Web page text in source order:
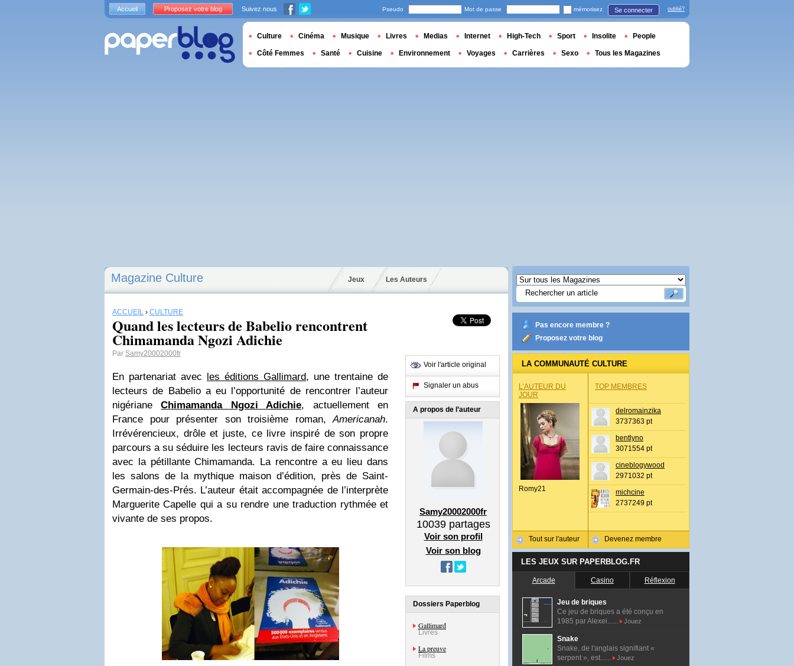
Magazine Culture Jeux Les Auteurs
ACCUEIL › CULTURE
Quand les lecteurs de Babelio rencontrent
Chimamanda Ngozi Adichie
Par Samy20002000fr
En partenariat avec les éditions Gallimard, une trentaine de
lecteurs de Babelio a eu l’opportunité de rencontrer l’auteur
nigérianeChimamanda Ngozi Adichie, actuellement en
France pour présenter son troisième roman,Americanah.
Irrévérencieux, drôle et juste, ce livre inspiré de son propre
parcours a su séduire les lecteurs ravis de faire connaissance
avec la pétillante Chimamanda. La rencontre a eu lieu dans
les salons de la mythique maison d’édition, près de Saint-
Germain-des-Prés. L’auteur était accompagnée de l’interprète
Marguerite Capelle qui a su rendre une traduction rythmée et
vivante de ses propos.
Voir l'article original
Signaler un abus
A propos de l’auteur
Samy20002000fr
10039partages
Voir son profil
Voir son blog
Dossiers Paperblog
Gallimard
Livres
La preuve
Films
Pas encore membre ?
Proposez votre blog
LA COMMUNAUTÉ CULTURE
L’AUTEUR DU
JOUR
Romy21
Tout sur l'auteur
TOP MEMBRES
delromainzika
3737363 pt
bentlyno
3071554 pt
cineblogywood
2971032 pt
michcine
2737249 pt
Devenez membre
LES JEUX SUR PAPERBLOG.FR
Arcade Casino Réflexion
Jeu de briques
Ce jeu de briques a été conçu en
1985 par Alexei......
Jouez
Snake
Snake, de l'anglais signifiant «
serpent », est......
Jouez
Accueil Proposez votre blog Suivez nous Pseudo Mot de passe mémorisez Se connecter oublié?
Culture Cinéma Musique Livres Medias Internet High-Tech Sport Insolite People
Côté Femmes Santé Cuisine Environnement Voyages Carrières Sexo Tous les Magazines